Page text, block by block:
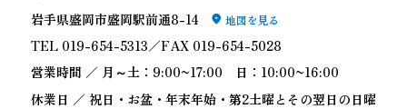
岩手県盛岡市盛岡駅前通8-14
地図を見る
TEL 019-654-5313／FAX 019-654-5028
営業時間 ／ 月～土：9:00~17:00 日：10:00~16:00
休業日 ／ 祝日・お盆・年末年始・第2土曜とその翌日の日曜